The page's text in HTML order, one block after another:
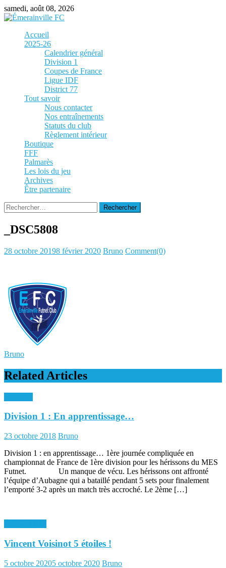
Skip
to
samedi, août 08, 2026
Accueil
2025-26
Calendrier général
Division 1
Coupes de France
Ligue IDF
District 77
Tout savoir
Nous contacter
Nos entraînements
Statuts du club
Règlement intérieur
Boutique
FFF
Palmarès
Les lois du jeu
Archives
Être partenaire
Rechercher :
_DSC5808
Posted
28 octobre 20198 février 2020 Author
Bruno Comment(0)
Bruno
Related Articles
Division 1 : En apprentissage…
Posted
23 octobre 2018 Author
Bruno
Division 1 : en apprentissage… 1ère journée compliquée en
championnat de France de 1ère division pour les hérissons du MES
Futnet. Un manque de vécu. Les hérissons ont affronté
l’équipe d’Aubagne qui a bataillé pendant 5 sets pour finalement
l’emporté 3-2 après un match très accroché. Le 2ème […]
Vincent Voisinot 5 étoiles !
Posted
5 octobre 20205 octobre 2020 Author
Bruno